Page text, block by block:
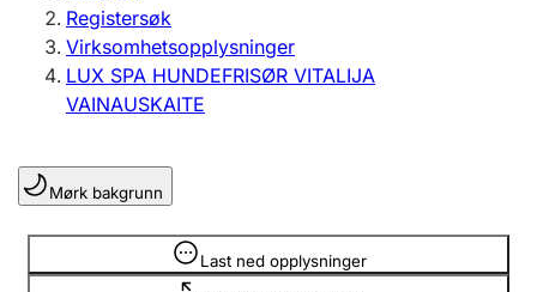
Enkeltpersonforetak
Registrere, endre, slette
Lag og forening
Registrere, endre, slette
Registersøk
Virksomhetsopplysninger
LUX SPA HUNDEFRISØR VITALIJA
VAINAUSKAITE
Mørk bakgrunn
Last ned opplysninger
Opplysninger er skjult